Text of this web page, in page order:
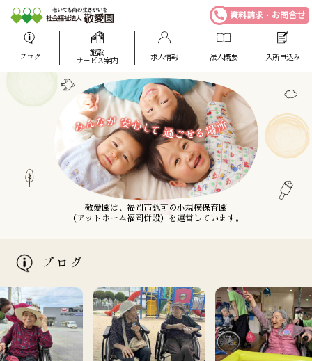
ブログ
施設
サービス案内
求人情報 法人概要 入所申込み
資料請求・お問合せ
敬愛園は、福岡市博多区に全室個室の
特別養護老人ホームを主体とした
老人福祉施設を運営しています。
敬愛園は、福岡市認可の小規模保育園
（アットホーム福岡併設）を運営しています。
敬愛園は、介護福祉士を養成する専門学校
（ケアスタ福岡併設）を運営しています。
ブログ